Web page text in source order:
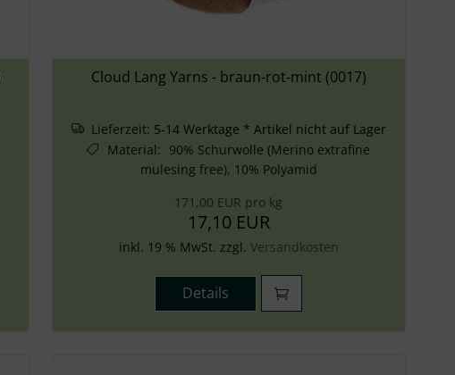
Cloud Lang Yarns - braun-rot-mint (0017)
Lieferzeit: 5-14 Werktage * Artikel nicht auf Lager
Material: 90% Schurwolle (Merino extrafine
mulesing free), 10% Polyamid
171,00 EUR pro kg
17,10 EUR
inkl. 19 % MwSt. zzgl. Versandkosten
Details